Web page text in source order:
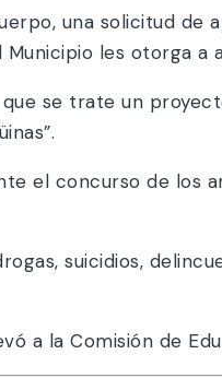
una solicitud
les otorga
se trate un
el concurso de los
suicidios,
a la Comisión de